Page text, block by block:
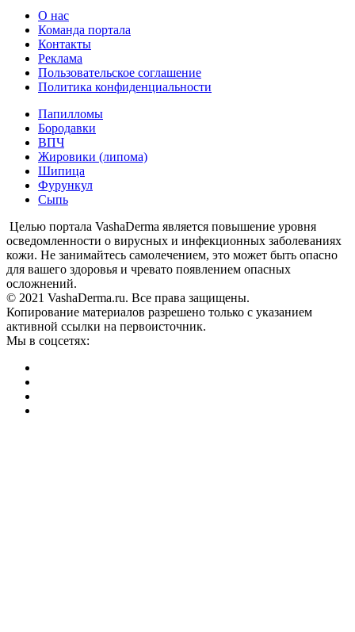
О нас
Команда портала
Контакты
Реклама
Пользовательское соглашение
Политика конфиденциальности
Папилломы
Бородавки
ВПЧ
Жировики (липома)
Шипица
Фурункул
Сыпь
Целью портала VashaDerma является повышение уровня
осведомленности о вирусных и инфекционных заболеваниях
кожи. Не занимайтесь самолечением, это может быть опасно
для вашего здоровья и чревато появлением опасных
осложнений.
© 2021 VashaDerma.ru. Все права защищены.
Копирование материалов разрешено только с указанием
активной ссылки на первоисточник.
Мы в соцсетях: